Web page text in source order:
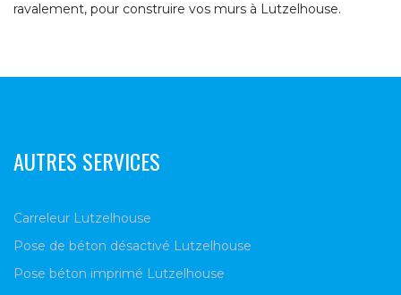
ravalement, pour construire vos murs à Lutzelhouse.
AUTRES SERVICES
Carreleur Lutzelhouse
Pose de béton désactivé Lutzelhouse
Pose béton imprimé Lutzelhouse